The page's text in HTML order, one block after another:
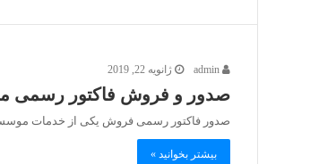
ژانویه 22, 2019
صدور و فروش فاکتور رسمی
صدور فاکتور رسمی فروش یکی از خدمات
بیشتر بخوانید »